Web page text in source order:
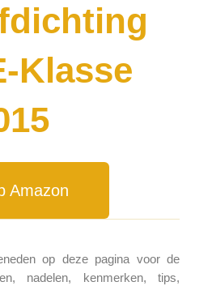
Klasse
Amazon
op deze pagina voor de
nadelen, kenmerken, tips,